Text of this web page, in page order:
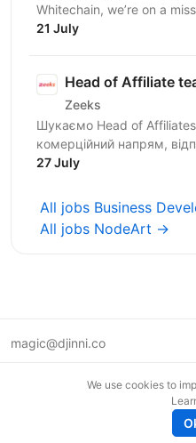
Whitechain, we’re on a
blockchain, smart
21 July
Head of Affiliate
Zeeks
Шукаємо Head of
комерційний напрям,
партнерської мережі,
27 July
All jobs Business
All jobs NodeArt →
magic@djinni.co
We use cookies to